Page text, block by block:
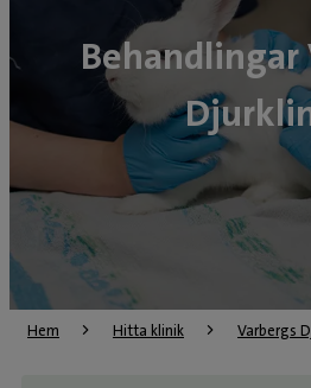
Behandlingar
Hem Hitta klinik Varbergs